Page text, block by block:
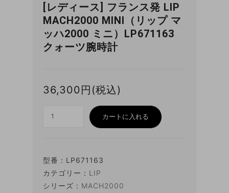
[レディース] フランス発 LIP
MACH2000 MINI（リップ マ
ッハ2000 ミニ）LP671163
クォーツ腕時計
36,300円(税込)
カートに入れる
型番： LP671163
カテゴリー： LIP
シリーズ : MACH2000